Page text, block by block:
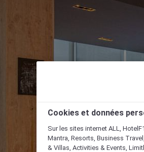
Cookies et données
Sur les sites internet ALL,
Mantra, Resorts, Business
& Villas, Activities & Events,